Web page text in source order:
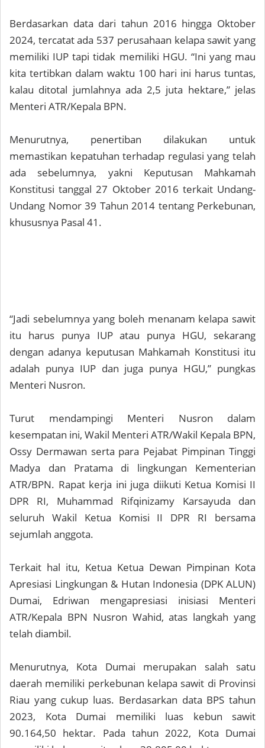
Berdasarkan data dari tahun 2016 hingga Oktober
2024, tercatat ada 537 perusahaan kelapa sawit yang
memiliki IUP tapi tidak memiliki HGU. “Ini yang mau
kita tertibkan dalam waktu 100 hari ini harus tuntas,
kalau ditotal jumlahnya ada 2,5 juta hektare,” jelas
Menteri ATR/Kepala BPN.
Menurutnya, penertiban dilakukan untuk
memastikan kepatuhan terhadap regulasi yang telah
ada sebelumnya, yakni Keputusan Mahkamah
Konstitusi tanggal 27 Oktober 2016 terkait Undang-
Undang Nomor 39 Tahun 2014 tentang Perkebunan,
khususnya Pasal 41.
“Jadi sebelumnya yang boleh menanam kelapa sawit
itu harus punya IUP atau punya HGU, sekarang
dengan adanya keputusan Mahkamah Konstitusi itu
adalah punya IUP dan juga punya HGU,” pungkas
Menteri Nusron.
Turut mendampingi Menteri Nusron dalam
kesempatan ini, Wakil Menteri ATR/Wakil Kepala BPN,
Ossy Dermawan serta para Pejabat Pimpinan Tinggi
Madya dan Pratama di lingkungan Kementerian
ATR/BPN. Rapat kerja ini juga diikuti Ketua Komisi II
DPR RI, Muhammad Rifqinizamy Karsayuda dan
seluruh Wakil Ketua Komisi II DPR RI bersama
sejumlah anggota.
Terkait hal itu, Ketua Ketua Dewan Pimpinan Kota
Apresiasi Lingkungan & Hutan Indonesia (DPK ALUN)
Dumai, Edriwan mengapresiasi inisiasi Menteri
ATR/Kepala BPN Nusron Wahid, atas langkah yang
telah diambil.
Menurutnya, Kota Dumai merupakan salah satu
daerah memiliki perkebunan kelapa sawit di Provinsi
Riau yang cukup luas. Berdasarkan data BPS tahun
2023, Kota Dumai memiliki luas kebun sawit
90.164,50 hektar. Pada tahun 2022, Kota Dumai